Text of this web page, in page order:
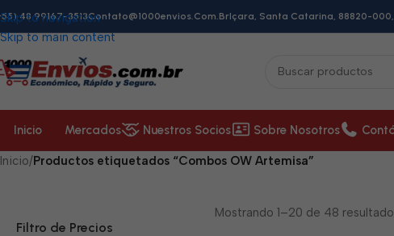
Skip to navigation
Skip to main content
48 99167-3513Contato@1000envios.com.brIçara, Santa Catarina, 88820-000,
Inicio Mercados Nuestros Socios Sobre Nosotros
Inicio/Productos etiquetados “Combos OW Artemisa”
Filtro de Precios
Mostrando 1–20 de 48